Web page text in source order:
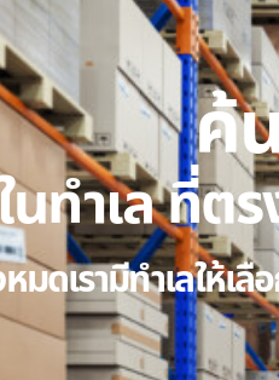
ค้
นทำเล ที่ต
มดเรามีทำเลให้เ